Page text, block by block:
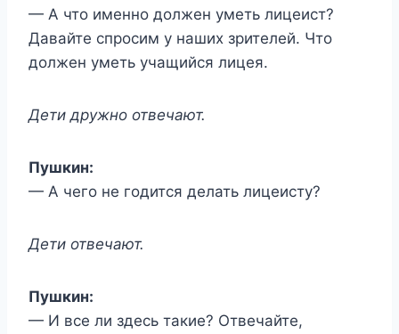
— А что именно должен уметь лицеист?
Давайте спросим у наших зрителей. Что
должен уметь учащийся лицея.
Дети дружно отвечают.
Пушкин:
— А чего не годится делать лицеисту?
Дети отвечают.
Пушкин:
— И все ли здесь такие? Отвечайте,